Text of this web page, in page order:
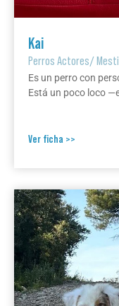
Kai
Perros Actores/
Es un perro con
Está un poco loco
Ver ficha >>